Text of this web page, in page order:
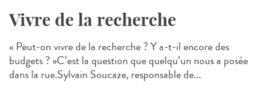
Vivre de la recherche
« Peut-on vivre de la recherche ? Y a-t-il encore des
budgets ? »C’est la question que quelqu’un nous a posée
dans la rue.Sylvain Soucaze, responsable de...